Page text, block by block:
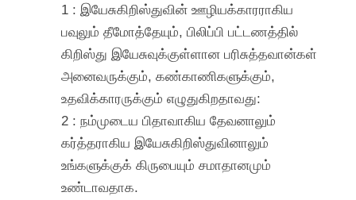
1 : இயேசுகிறிஸ்துவின் ஊழியக்காரராகிய
பவுலும் தீமோத்தேயும், பிலிப்பி பட்டணத்தில்
கிறிஸ்து இயேசுவுக்குள்ளான பரிசுத்தவான்கள்
அனைவருக்கும், கண்காணிகளுக்கும்,
உதவிக்காரருக்கும் எழுதுகிறதாவது:
2 : நம்முடைய பிதாவாகிய தேவனாலும்
கர்த்தராகிய இயேசுகிறிஸ்துவினாலும்
உங்களுக்குக் கிருபையும் சமாதானமும்
உண்டாவதாக.